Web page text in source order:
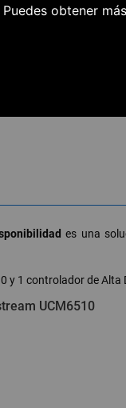
obtener
es una
y 1 controlador de
UCM6510